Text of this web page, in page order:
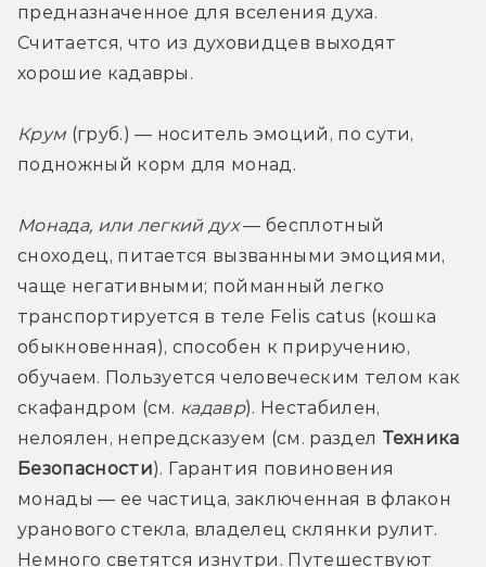
предназначенное для вселения духа.
Считается, что из духовидцев выходят
хорошие кадавры.
Крум (груб.) — носитель эмоций, по сути,
подножный корм для монад.
Монада, или легкий дух — бесплотный
сноходец, питается вызванными эмоциями,
чаще негативными; пойманный легко
транспортируется в теле Felis catus (кошка
обыкновенная), способен к приручению,
обучаем. Пользуется человеческим телом как
скафандром (см. кадавр). Нестабилен,
нелоялен, непредсказуем (см. раздел Техника
Безопасности). Гарантия повиновения
монады — ее частица, заключенная в флакон
уранового стекла, владелец склянки рулит.
Немного светятся изнутри. Путешествуют